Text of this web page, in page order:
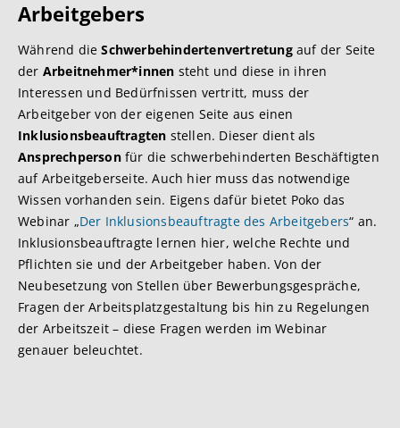
Arbeitgebers
Während dieSchwerbehindertenvertretungauf der Seite
der Arbeitnehmer*innen steht und diese in ihren
Interessen und Bedürfnissen vertritt, muss der
Arbeitgeber von der eigenen Seite aus einen
Inklusionsbeauftragten stellen. Dieser dient als
Ansprechpersonfür die schwerbehinderten Beschäftigten
auf Arbeitgeberseite. Auch hier muss das notwendige
Wissen vorhanden sein. Eigens dafür bietet Poko das
Webinar „Der Inklusionsbeauftragte des Arbeitgebers“ an.
Inklusionsbeauftragte lernen hier, welche Rechte und
Pflichten sie und der Arbeitgeber haben. Von der
Neubesetzung von Stellen über Bewerbungsgespräche,
Fragen der Arbeitsplatzgestaltung bis hin zu Regelungen
der Arbeitszeit – diese Fragen werden im Webinar
genauer beleuchtet.